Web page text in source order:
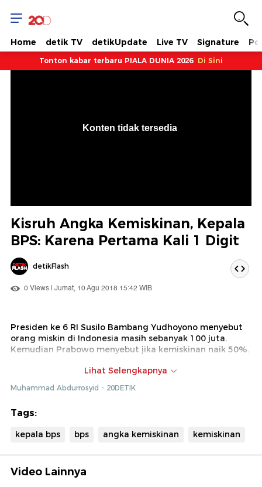
Home detik TV detikUpdate Live TV Signature
Tonton kabar terbaru PIALA DUNIA 2026 Di Sini
Konten tidak tersedia
Kisruh Angka Kemiskinan, Kepala
BPS: Karena Pertama Kali 1 Digit
detikFlash
0 Views | Jumat, 10 Agu 2018 15:42 WIB
Presiden ke 6 RI Susilo Bambang Yudhoyono menyebut
orang miskin di Indonesia masih sebanyak 100 juta.
Kemudian Prabowo menyebut jika kemiskinan naik 50%.
Padahal data kemiskinan per Maret 2018 25,95 juta
atau terus menurun dibandingkan periode tahun-tahun
sebelumnya. Kepala BPS menyebut angka itu
pertama kali angka kemiskinan hanya satu digit.
Lihat Selengkapnya
Muhammad Abdurrosyid - 20DETIK
Tags:
kepala bps bps angka kemiskinan kemiskinan
Video Lainnya